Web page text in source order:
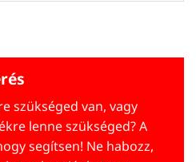
szükséged van, vagy
lenne szükséged? A
segítsen! Ne habozz,